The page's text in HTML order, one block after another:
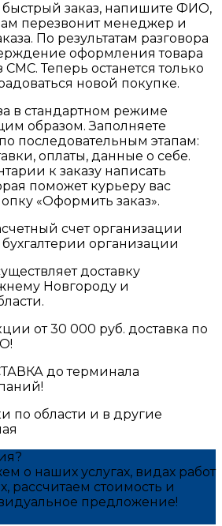
быстрый заказ, напишите ФИО,
перезвонит менеджер и
По результатам разговора
оформления товара
СМС. Теперь останется только
новой покупке.
в стандартном режиме
образом. Заполняете
последовательным этапам:
оплаты, данные о себе.
к заказу написать
поможет курьеру вас
«Оформить заказ».
счет организации
организации
доставку
Новгороду и
от 30 000 руб. доставка по
до терминала
по области и в другие
о наших услугах, видах работ
рассчитаем стоимость и
предложение!